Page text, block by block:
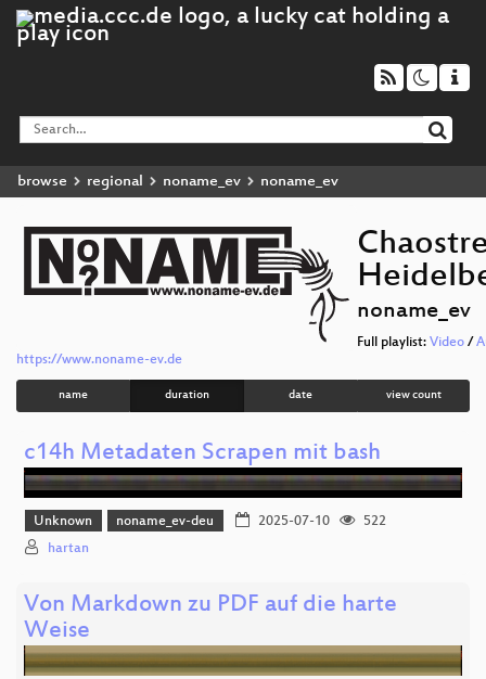
browse regional noname_ev noname_ev
noname_ev
Full playlist: Video /
https://www.noname-ev.de
name duration date view count
c14h Metadaten Scrapen mit bash
Unknown noname_ev-deu 2025-07-10
522
hartan
Von Markdown zu PDF auf die harte
Weise